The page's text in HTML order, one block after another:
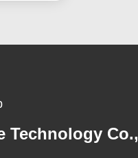
Technology Co.,